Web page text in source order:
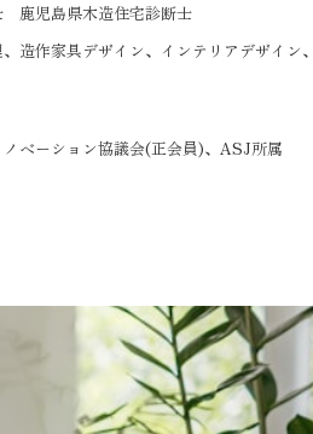
鹿児島県木造住宅診断士
造作家具デザイン、インテリアデザイン
ベーション協議会(正会員)、ASJ所属